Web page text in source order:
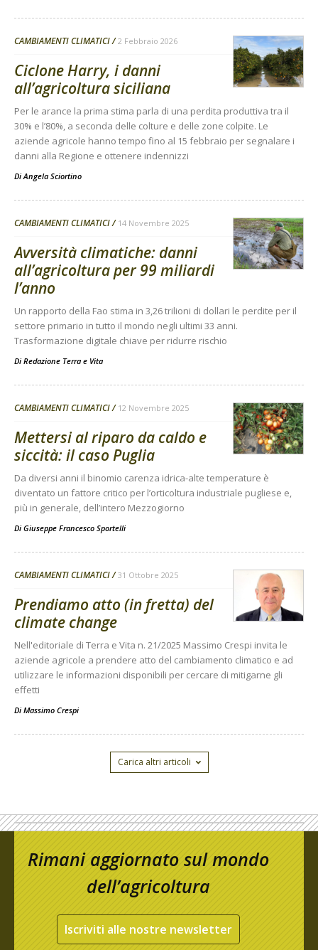
CAMBIAMENTI CLIMATICI 2 Febbraio 2026
Ciclone Harry, i danni
all’agricoltura siciliana
Per le arance la prima stima parla di una perdita produttiva tra il
30% e l’80%, a seconda delle colture e delle zone colpite. Le
aziende agricole hanno tempo fino al 15 febbraio per segnalare i
danni alla Regione e ottenere indennizzi
Di Angela Sciortino
CAMBIAMENTI CLIMATICI 14 Novembre 2025
Avversità climatiche: danni
all’agricoltura per 99 miliardi
l’anno
Un rapporto della Fao stima in 3,26 trilioni di dollari le perdite per il
settore primario in tutto il mondo negli ultimi 33 anni.
Trasformazione digitale chiave per ridurre rischio
Di Redazione Terra e Vita
CAMBIAMENTI CLIMATICI 12 Novembre 2025
Mettersi al riparo da caldo e
siccità: il caso Puglia
Da diversi anni il binomio carenza idrica-alte temperature è
diventato un fattore critico per l’orticoltura industriale pugliese e,
più in generale, dell’intero Mezzogiorno
Di Giuseppe Francesco Sportelli
CAMBIAMENTI CLIMATICI 31 Ottobre 2025
Prendiamo atto (in fretta) del
climate change
Nell'editoriale di Terra e Vita n. 21/2025 Massimo Crespi invita le
aziende agricole a prendere atto del cambiamento climatico e ad
utilizzare le informazioni disponibili per cercare di mitigarne gli
effetti
Di Massimo Crespi
Carica altri articoli
Rimani aggiornato sul mondo
dell’agricoltura
Iscriviti alle nostre newsletter